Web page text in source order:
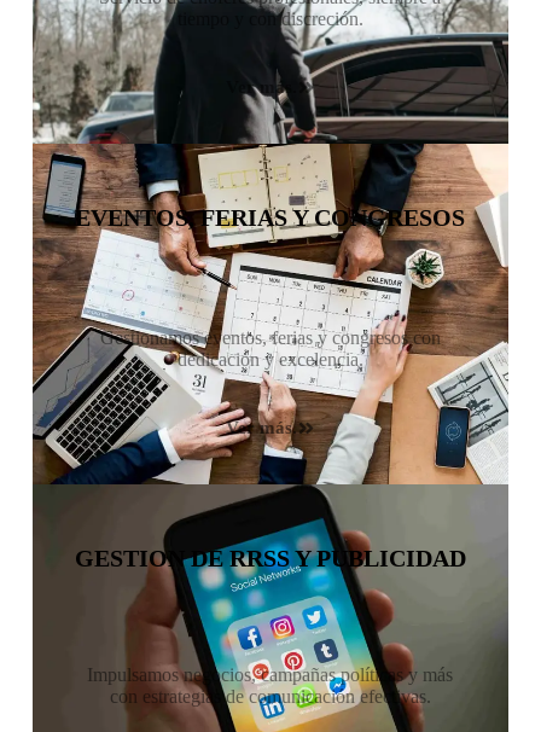
tiempo y con discreción.
Ver más.
EVENTOS, FERIAS Y CONGRESOS
Gestionamos eventos, ferias y congresos con
dedicación y excelencia.
Ver más.
GESTION DE RRSS Y PUBLICIDAD
Impulsamos negocios, campañas políticas y más
con estrategias de comunicación efectivas.